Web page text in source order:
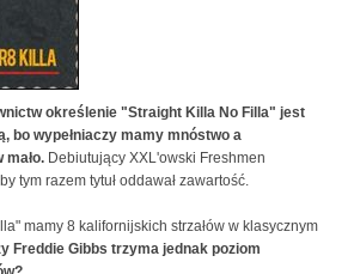
określenie "Straight Killa No Filla" jest
bo wypełniaczy mamy mnóstwo a
Debiutujący XXL'owski Freshmen
tym razem tytuł oddawał zawartość.
mamy 8 kalifornijskich strzałów w klasycznym
Freddie Gibbs trzyma jednak poziom